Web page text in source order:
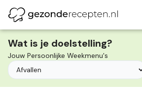
naar
de
inhoud
Wat is je doelstelling?
Jouw Persoonlijke Weekmenu's